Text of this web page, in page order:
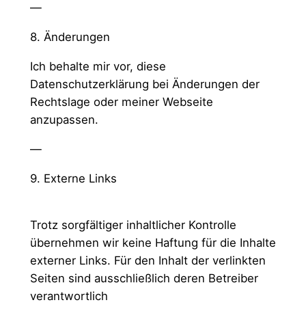
—
8. Änderungen
Ich behalte mir vor, diese
Datenschutzerklärung bei Änderungen der
Rechtslage oder meiner Webseite
anzupassen.
—
9. Externe Links
Trotz sorgfältiger inhaltlicher Kontrolle
übernehmen wir keine Haftung für die Inhalte
externer Links. Für den Inhalt der verlinkten
Seiten sind ausschließlich deren Betreiber
verantwortlich